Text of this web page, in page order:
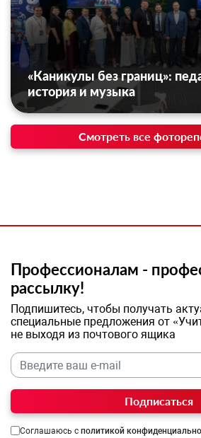
«Каникулы без границ»:
история и музыка
Смотреть все
Профессионалам -
рассылку!
Подпишитесь, чтобы получать
специальные предложения от
не выходя из почтового ящика
Подписаться
Соглашаюсь с политикой